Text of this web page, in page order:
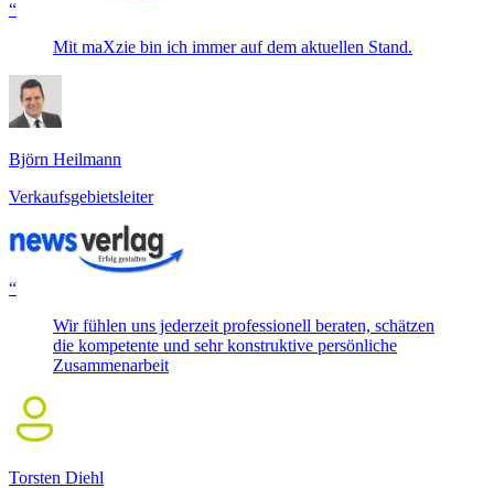
“
Mit maXzie bin ich immer auf dem aktuellen Stand.
Björn Heilmann
Verkaufsgebietsleiter
“
Wir fühlen uns jederzeit professionell beraten, schätzen
die kompetente und sehr konstruktive persönliche
Zusammenarbeit
Torsten Diehl